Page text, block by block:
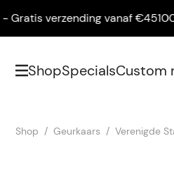
verzending vanaf €45100%
ShopSpecialsCustom
Shop Geurkaars Verenigde